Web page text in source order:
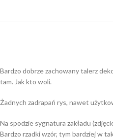
Bardzo dobrze zachowany talerz
tam. Jak kto woli.
Żadnych zadrapań rys, nawet
Na spodzie sygnatura zakładu
Bardzo rzadki wzór, tym bardziej w